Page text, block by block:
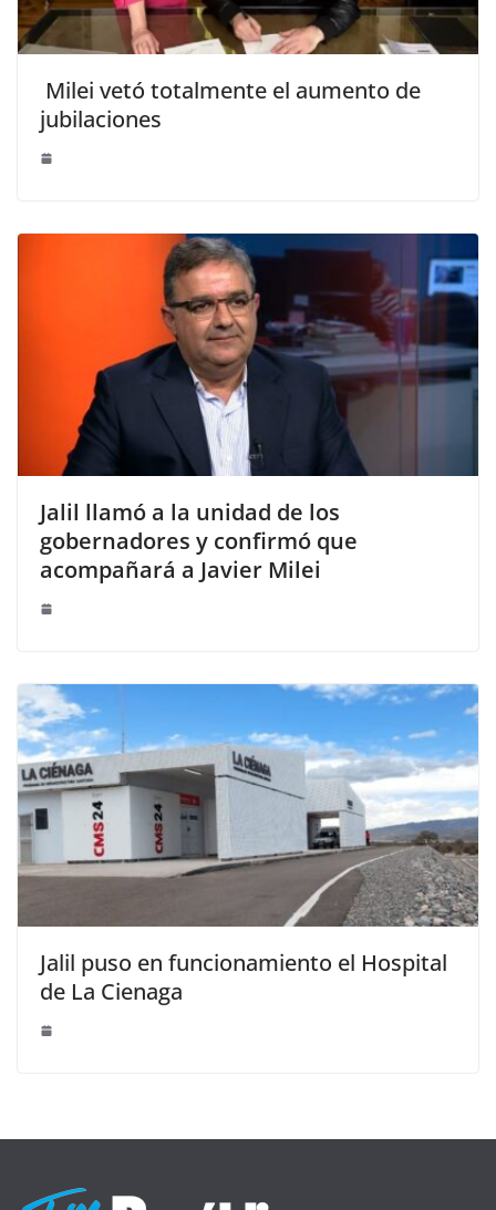
Milei vetó totalmente el aumento de
jubilaciones
Jalil llamó a la unidad de los
gobernadores y confirmó que
acompañará a Javier Milei
Jalil puso en funcionamiento el Hospital
de La Cienaga